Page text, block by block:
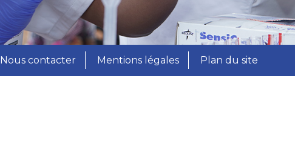
Nous contacter Mentions légales Plan du site